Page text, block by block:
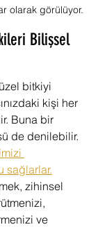
olarak görülüyor.
Bilişsel
bitkiyi
kişi her
Buna bir
de denilebilir.
sağlarlar.
zihinsel
ve